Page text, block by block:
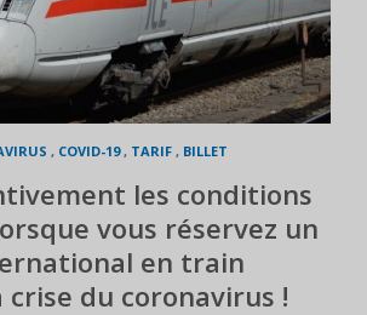
, COVID-19, TARIF , BILLET
les conditions
vous réservez un
en train
du coronavirus !